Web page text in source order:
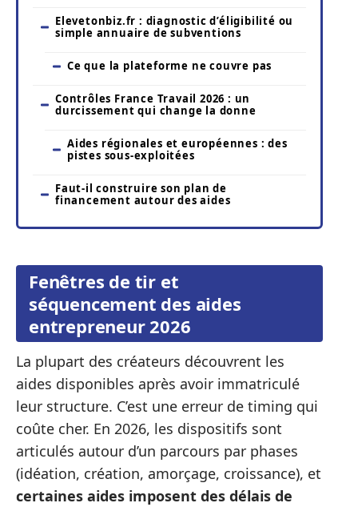
Elevetonbiz.fr : diagnostic d’éligibilité ou
simple annuaire de subventions
Ce que la plateforme ne couvre pas
Contrôles France Travail 2026 : un
durcissement qui change la donne
Aides régionales et européennes : des
pistes sous-exploitées
Faut-il construire son plan de
financement autour des aides
Fenêtres de tir et
séquencement des aides
entrepreneur 2026
La plupart des créateurs découvrent les
aides disponibles après avoir immatriculé
leur structure. C’est une erreur de timing qui
coûte cher. En 2026, les dispositifs sont
articulés autour d’un parcours par phases
(idéation, création, amorçage, croissance), et
certaines aides imposent des délais de